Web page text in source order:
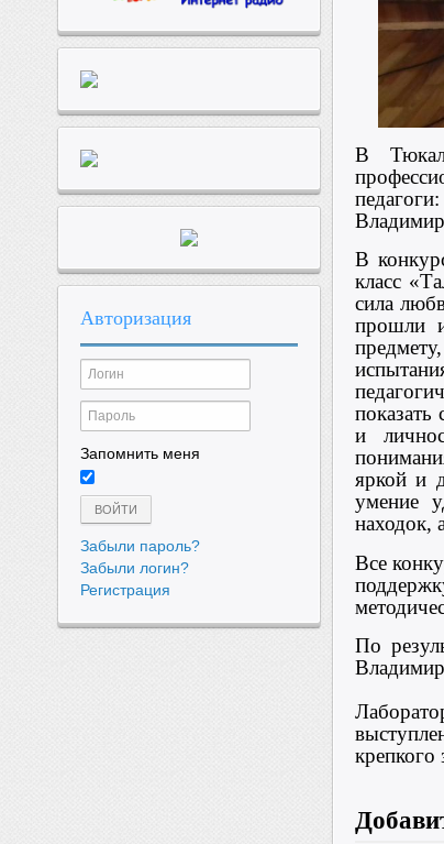
В
В
класс
сила
прошли
и
яркой и
умение
находок,
Все
По
крепкого
Авторизация
Запомнить меня
ВОЙТИ
Забыли пароль?
Забыли логин?
Регистрация